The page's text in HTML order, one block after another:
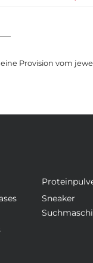
Provision vom
Sneaker